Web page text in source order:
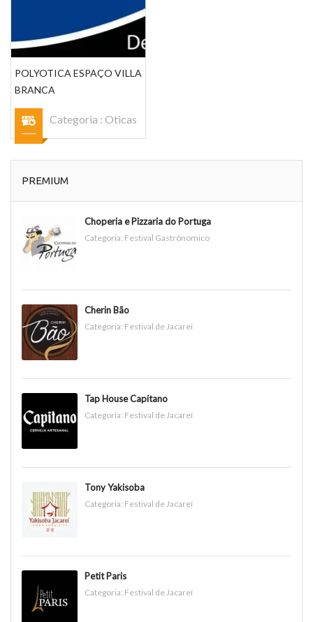
POLYOTICA ESPAÇO VILLA
BRANCA
Categoria : Oticas
PREMIUM
Choperia e Pizzaria do Portuga
Categoria: Festival Gastrônomico
Cherin Bão
Categoria: Festival de Jacareí
Tap House Capitano
Categoria: Festival de Jacareí
Tony Yakisoba
Categoria: Festival de Jacareí
Petit Paris
Categoria: Festival de Jacareí